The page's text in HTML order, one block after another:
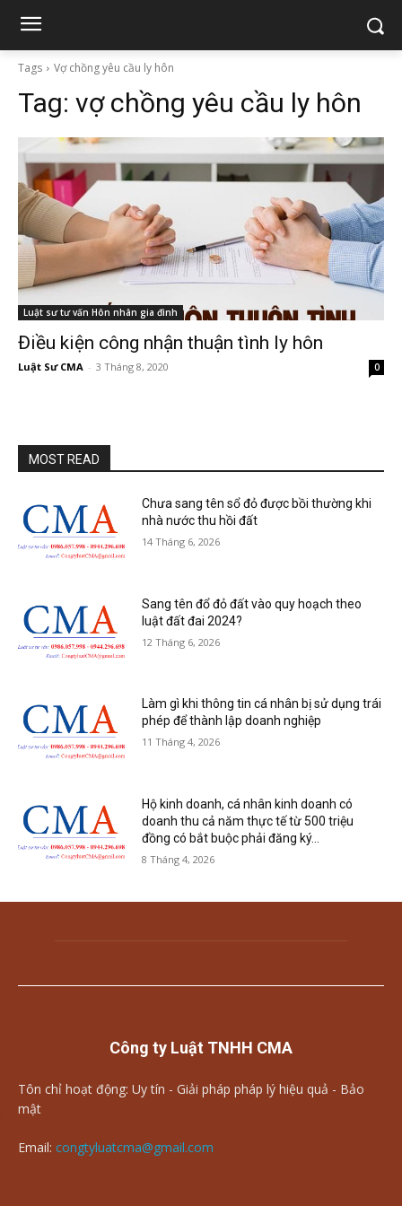
Tags Vợ chồng yêu cầu ly hôn
Tag: vợ chồng yêu cầu ly hôn
Luật sư tư vấn Hôn nhân gia đình
Điều kiện công nhận thuận tình ly hôn
Luật Sư CMA - 3 Tháng 8, 2020 0
MOST READ
Chưa sang tên sổ đỏ được bồi thường khi
nhà nước thu hồi đất
14 Tháng 6, 2026
Sang tên đổ đỏ đất vào quy hoạch theo
luật đất đai 2024?
12 Tháng 6, 2026
Làm gì khi thông tin cá nhân bị sử dụng trái
phép để thành lập doanh nghiệp
11 Tháng 4, 2026
Hộ kinh doanh, cá nhân kinh doanh có
doanh thu cả năm thực tế từ 500 triệu
đồng có bắt buộc phải đăng ký...
8 Tháng 4, 2026
Công ty Luật TNHH CMA
Tôn chỉ hoạt động: Uy tín - Giải pháp pháp lý hiệu quả - Bảo
mật
Email: congtyluatcma@gmail.com